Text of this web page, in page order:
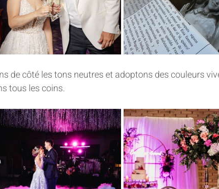
de côté les tons neutres et adoptons des couleurs
tous les coins.